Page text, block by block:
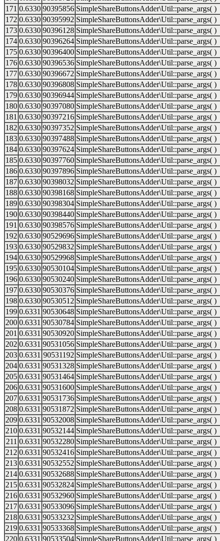
171 0.6330 90395856 SimpleShareButtonsAdder\Util::parse_args( )
172 0.6330 90395992 SimpleShareButtonsAdder\Util::parse_args( )
173 0.6330 90396128 SimpleShareButtonsAdder\Util::parse_args( )
174 0.6330 90396264 SimpleShareButtonsAdder\Util::parse_args( )
175 0.6330 90396400 SimpleShareButtonsAdder\Util::parse_args( )
176 0.6330 90396536 SimpleShareButtonsAdder\Util::parse_args( )
177 0.6330 90396672 SimpleShareButtonsAdder\Util::parse_args( )
178 0.6330 90396808 SimpleShareButtonsAdder\Util::parse_args( )
179 0.6330 90396944 SimpleShareButtonsAdder\Util::parse_args( )
180 0.6330 90397080 SimpleShareButtonsAdder\Util::parse_args( )
181 0.6330 90397216 SimpleShareButtonsAdder\Util::parse_args( )
182 0.6330 90397352 SimpleShareButtonsAdder\Util::parse_args( )
183 0.6330 90397488 SimpleShareButtonsAdder\Util::parse_args( )
184 0.6330 90397624 SimpleShareButtonsAdder\Util::parse_args( )
185 0.6330 90397760 SimpleShareButtonsAdder\Util::parse_args( )
186 0.6330 90397896 SimpleShareButtonsAdder\Util::parse_args( )
187 0.6330 90398032 SimpleShareButtonsAdder\Util::parse_args( )
188 0.6330 90398168 SimpleShareButtonsAdder\Util::parse_args( )
189 0.6330 90398304 SimpleShareButtonsAdder\Util::parse_args( )
190 0.6330 90398440 SimpleShareButtonsAdder\Util::parse_args( )
191 0.6330 90398576 SimpleShareButtonsAdder\Util::parse_args( )
192 0.6330 90529696 SimpleShareButtonsAdder\Util::parse_args( )
193 0.6330 90529832 SimpleShareButtonsAdder\Util::parse_args( )
194 0.6330 90529968 SimpleShareButtonsAdder\Util::parse_args( )
195 0.6330 90530104 SimpleShareButtonsAdder\Util::parse_args( )
196 0.6330 90530240 SimpleShareButtonsAdder\Util::parse_args( )
197 0.6330 90530376 SimpleShareButtonsAdder\Util::parse_args( )
198 0.6330 90530512 SimpleShareButtonsAdder\Util::parse_args( )
199 0.6331 90530648 SimpleShareButtonsAdder\Util::parse_args( )
200 0.6331 90530784 SimpleShareButtonsAdder\Util::parse_args( )
201 0.6331 90530920 SimpleShareButtonsAdder\Util::parse_args( )
202 0.6331 90531056 SimpleShareButtonsAdder\Util::parse_args( )
203 0.6331 90531192 SimpleShareButtonsAdder\Util::parse_args( )
204 0.6331 90531328 SimpleShareButtonsAdder\Util::parse_args( )
205 0.6331 90531464 SimpleShareButtonsAdder\Util::parse_args( )
206 0.6331 90531600 SimpleShareButtonsAdder\Util::parse_args( )
207 0.6331 90531736 SimpleShareButtonsAdder\Util::parse_args( )
208 0.6331 90531872 SimpleShareButtonsAdder\Util::parse_args( )
209 0.6331 90532008 SimpleShareButtonsAdder\Util::parse_args( )
210 0.6331 90532144 SimpleShareButtonsAdder\Util::parse_args( )
211 0.6331 90532280 SimpleShareButtonsAdder\Util::parse_args( )
212 0.6331 90532416 SimpleShareButtonsAdder\Util::parse_args( )
213 0.6331 90532552 SimpleShareButtonsAdder\Util::parse_args( )
214 0.6331 90532688 SimpleShareButtonsAdder\Util::parse_args( )
215 0.6331 90532824 SimpleShareButtonsAdder\Util::parse_args( )
216 0.6331 90532960 SimpleShareButtonsAdder\Util::parse_args( )
217 0.6331 90533096 SimpleShareButtonsAdder\Util::parse_args( )
218 0.6331 90533232 SimpleShareButtonsAdder\Util::parse_args( )
219 0.6331 90533368 SimpleShareButtonsAdder\Util::parse_args( )
220 0.6331 90533504 SimpleShareButtonsAdder\Util::parse_args( )